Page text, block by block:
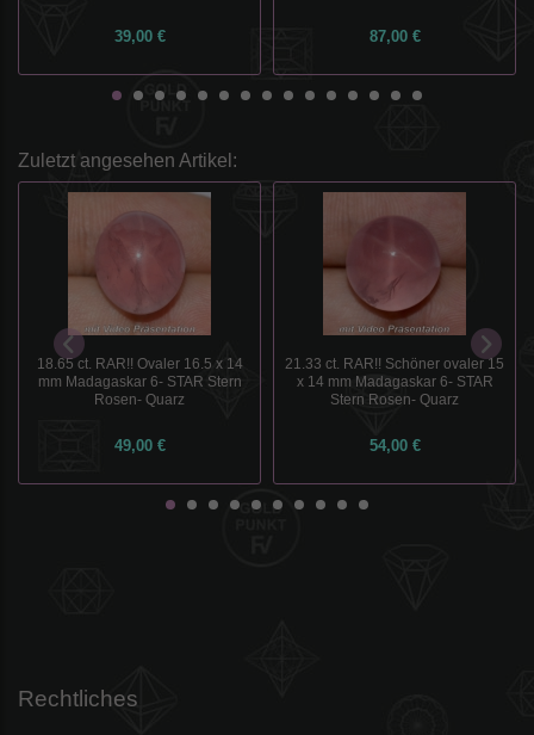
39,00 € 87,00 €
Zuletzt angesehen Artikel:
18.65 ct. RAR!! Ovaler 16.5 x 14
mm Madagaskar 6- STAR Stern
Rosen- Quarz
49,00 €
21.33 ct. RAR!! Schöner ovaler 15
x 14 mm Madagaskar 6- STAR
Stern Rosen- Quarz
54,00 €
Rechtliches